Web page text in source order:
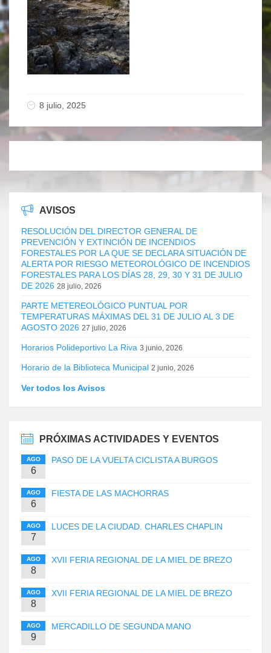
8 julio, 2025
AVISOS
RESOLUCIÓN DEL DIRECTOR GENERAL DE
PREVENCIÓN Y EXTINCIÓN DE INCENDIOS
FORESTALES POR LA QUE SE DECLARA SITUACIÓN DE
ALERTA POR RIESGO METEOROLÓGICO DE INCENDIOS
FORESTALES PARA LOS DÍAS 28, 29, 30 Y 31 DE JULIO
DE 2026 28 julio, 2026
PARTE METEREOLÓGICO PUNTUAL POR
TEMPERATURAS MÁXIMAS DEL 31 DE JULIO AL 3 DE
AGOSTO 2026 27 julio, 2026
Horarios Polideportivo La Riva 3 junio, 2026
Horario de la Biblioteca Municipal 2 junio, 2026
Ver todos los Avisos
PRÓXIMAS ACTIVIDADES Y EVENTOS
AGO
6
PASO DE LA VUELTA CICLISTA A BURGOS
AGO
6
FIESTA DE LAS MACHORRAS
AGO
7
LUCES DE LA CIUDAD. CHARLES CHAPLIN
AGO
8
XVII FERIA REGIONAL DE LA MIEL DE BREZO
AGO
8
XVII FERIA REGIONAL DE LA MIEL DE BREZO
AGO
9
MERCADILLO DE SEGUNDA MANO